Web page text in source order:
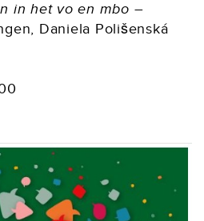
in het vo en mbo –
Daniela Polišenská